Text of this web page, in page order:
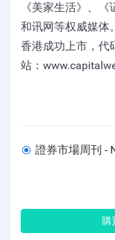
《美家生活》、
和讯网等权威媒体
香港成功上市，代
站：
證券市場周刊 -